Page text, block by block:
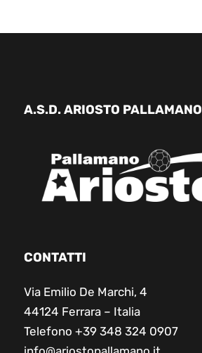
A.S.D. ARIOSTO PALLAMANO
CONTATTI
Via Emilio De Marchi, 4
44124 Ferrara – Italia
Telefono +39 348 324 0907